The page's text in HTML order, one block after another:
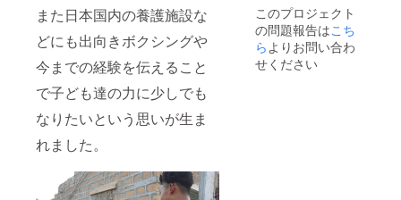
また日本国内の養護施設な
どにも出向きボクシングや
今までの経験を伝えること
で子ども達の力に少しでも
なりたいという思いが生ま
れました。
す。備
考欄に
企業名
または
個人名
このプロジェクト
の問題報告はこち
ら よりお問い合わ
せください